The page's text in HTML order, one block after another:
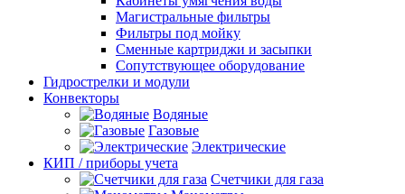
Магистральные фильтры
Фильтры под мойку
Сменные картриджи и засыпки
Сопутствующее оборудование
Гидрострелки и модули
Конвекторы
Водяные
Газовые
Электрические
КИП / приборы учета
Счетчики для газа